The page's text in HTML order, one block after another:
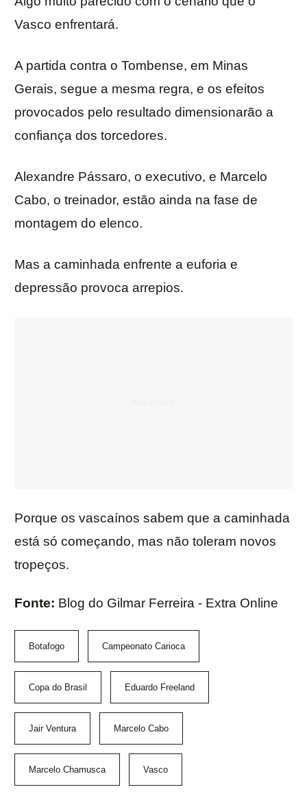
Vasco enfrentará.
A partida contra o Tombense, em Minas
Gerais, segue a mesma regra, e os efeitos
provocados pelo resultado dimensionarão a
confiança dos torcedores.
Alexandre Pássaro, o executivo, e Marcelo
Cabo, o treinador, estão ainda na fase de
montagem do elenco.
Mas a caminhada enfrente a euforia e
depressão provoca arrepios.
Porque os vascaínos sabem que a caminhada
está só começando, mas não toleram novos
tropeços.
Fonte: Blog do Gilmar Ferreira - Extra Online
Botafogo Campeonato Carioca
Copa do Brasil Eduardo Freeland
Jair Ventura Marcelo Cabo
Marcelo Chamusca Vasco